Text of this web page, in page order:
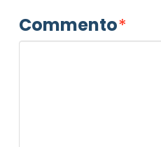
Commento*